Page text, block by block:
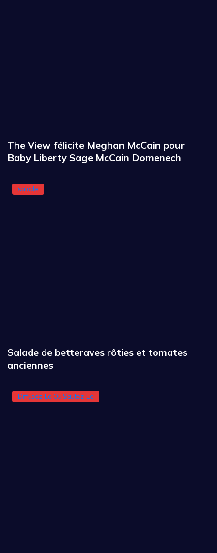
The View félicite Meghan McCain pour
Baby Liberty Sage McCain Domenech
salade
Salade de betteraves rôties et tomates
anciennes
Diffusez-Le Ou Sautez-Le